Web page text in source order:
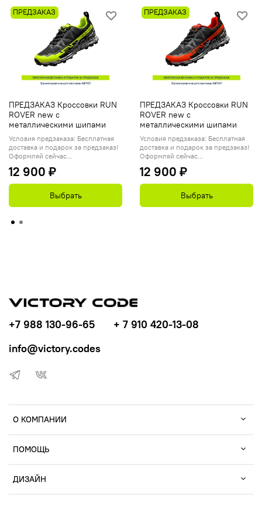
ПРЕДЗАКАЗ
ПРЕДЗАКАЗ Кроссовки RUN
ROVER new с
металлическими шипами
Условия предзаказа: Бесплатная
доставка и подарок за предзаказ!
Оформляй сейчас...
12 900 ₽
Выбрать
ПРЕДЗАКАЗ
ПРЕДЗАКАЗ Кроссовки RUN
ROVER new с
металлическими шипами
Условия предзаказа: Бесплатная
доставка и подарок за предзаказ!
Оформляй сейчас...
12 900 ₽
Выбрать
О КОМПАНИИ
ПОМОЩЬ
ДИЗАЙН
+7 988 130-96-65
+ 7 910 420-13-08
info@victory.codes